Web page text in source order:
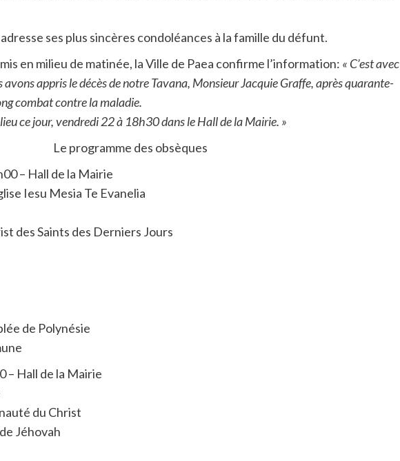
ses plus sincères condoléances à la famille du défunt.
en milieu de matinée, la Ville de Paea confirme l’information: « C’est avec
avons appris le décès de notre Tavana, Monsieur Jacquie Graffe, après quarante-
combat contre la maladie.
ce jour, vendredi 22 à 18h30 dans le Hall de la Mairie. »
Le programme des obsèques
– Hall de la Mairie
Iesu Mesia Te Evanelia
des Saints des Derniers Jours
de Polynésie
– Hall de la Mairie
du Christ
Jéhovah